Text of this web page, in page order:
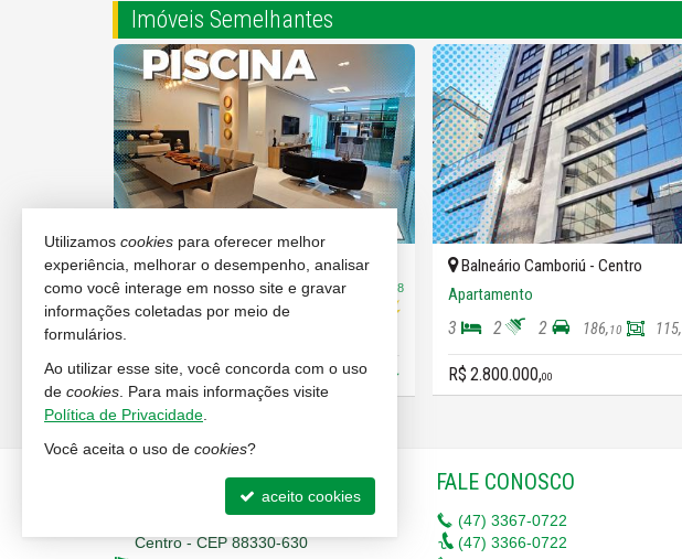
Imóveis Semelhantes
#1.204
222,15
#1.098
Balneário Camboriú -Centro
Apartamento
R$ 2.950.000, 00
Balneário Camboriú - Centro
Apartamento
3 2 2 186,10 115,
R$ 2.800.000,00
IMOBILIÁRIA RENASCENÇA
Rua 620, nº 123 - Sala 6
Centro - CEP 88330-630
FALE CONOSCO
(47) 3367-0722
(47) 3366-0722
Utilizamos cookies para oferecer melhor
experiência, melhorar o desempenho, analisar
como você interage em nosso site e gravar
informações coletadas por meio de
formulários.
Ao utilizar esse site, você concorda com o uso
de cookies . Para mais informações visite
Política de Privacidade
Você aceita o uso de cookies?
aceito cookies